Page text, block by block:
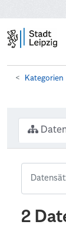
Kategorien
2